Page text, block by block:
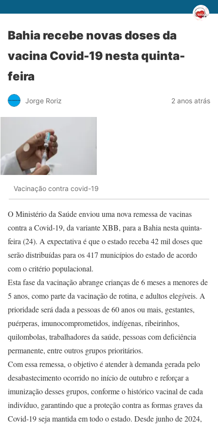
Bahia recebe novas doses da
vacina Covid-19 nesta quinta-
feira
Jorge Roriz 2 anos atrás
Vacinação contra covid-19
O Ministério da Saúde enviou uma nova remessa de vacinas
contra a Covid-19, da variante XBB, para a Bahia nesta quinta-
feira (24). A expectativa é que o estado receba 42 mil doses que
serão distribuídas para os 417 municípios do estado de acordo
com o critério populacional.
Esta fase da vacinação abrange crianças de 6 meses a menores de
5 anos, como parte da vacinação de rotina, e adultos elegíveis. A
prioridade será dada a pessoas de 60 anos ou mais, gestantes,
puérperas, imunocomprometidos, indígenas, ribeirinhos,
quilombolas, trabalhadores da saúde, pessoas com deficiência
permanente, entre outros grupos prioritários.
Com essa remessa, o objetivo é atender à demanda gerada pelo
desabastecimento ocorrido no início de outubro e reforçar a
imunização desses grupos, conforme o histórico vacinal de cada
indivíduo, garantindo que a proteção contra as formas graves da
Covid-19 seja mantida em todo o estado. Desde junho de 2024,